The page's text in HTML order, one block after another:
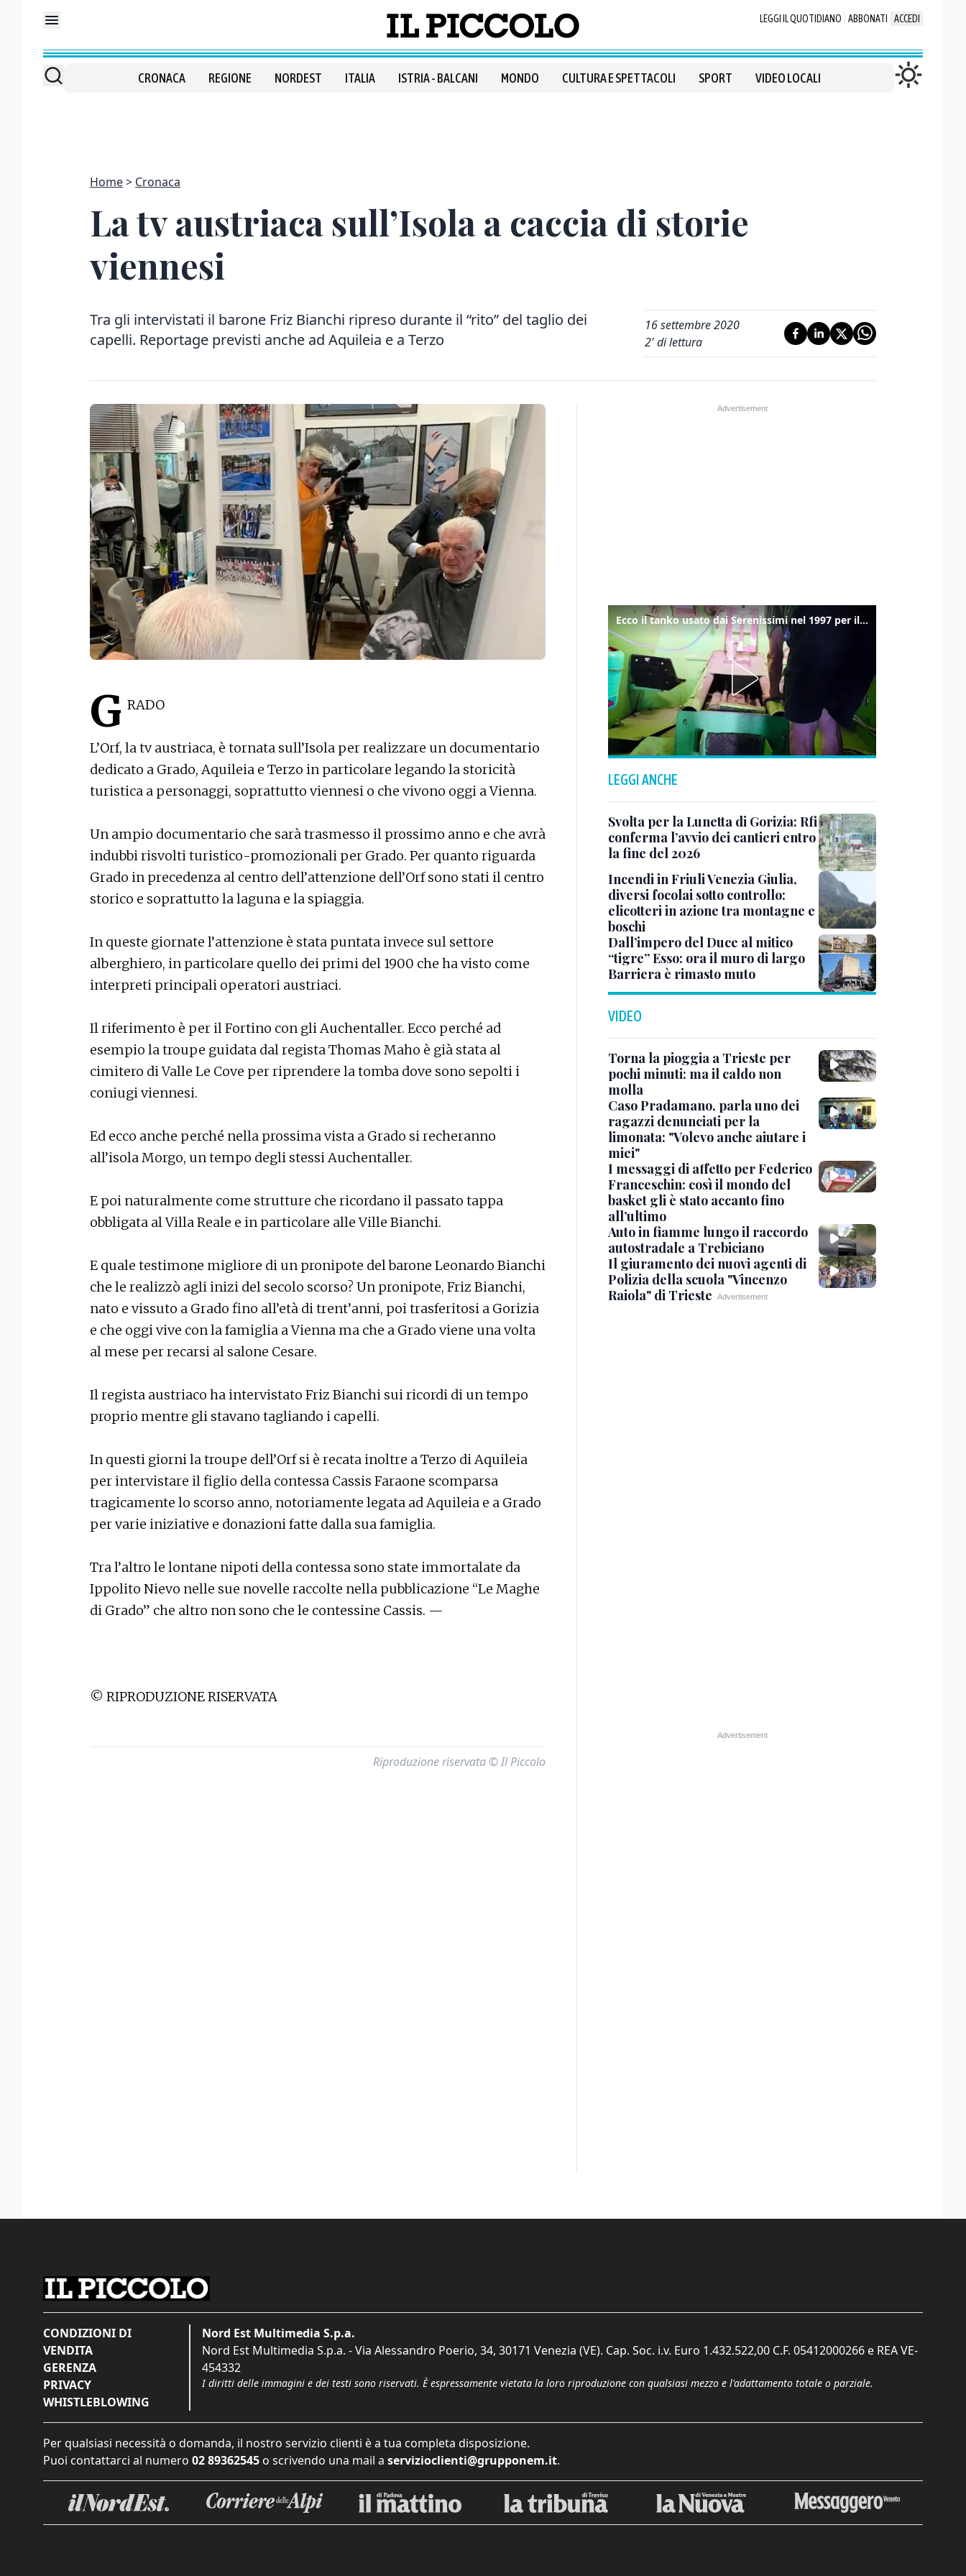
LEGGI IL QUOTIDIANO ABBONATI ACCEDI
CRONACA REGIONE NORDEST ITALIA ISTRIA - BALCANI MONDO CULTURA E SPETTACOLI SPORT VIDEO LOCALI
Home Cronaca
La tv austriaca sull’Isola a caccia di storie
viennesi
Tra gli intervistati il barone Friz Bianchi ripreso durante il “rito” del taglio dei
capelli. Reportage previsti anche ad Aquileia e a Terzo
16 settembre 2020
2' di lettura
G RADO
L’Orf, la tv austriaca, è tornata sull’Isola per realizzare un documentario
dedicato a Grado, Aquileia e Terzo in particolare legando la storicità
turistica a personaggi, soprattutto viennesi o che vivono oggi a Vienna.
Un ampio documentario che sarà trasmesso il prossimo anno e che avrà
indubbi risvolti turistico-promozionali per Grado. Per quanto riguarda
Grado in precedenza al centro dell’attenzione dell’Orf sono stati il centro
storico e soprattutto la laguna e la spiaggia.
In queste giornate l’attenzione è stata puntata invece sul settore
alberghiero, in particolare quello dei primi del 1900 che ha visto come
interpreti principali operatori austriaci.
Il riferimento è per il Fortino con gli Auchentaller. Ecco perché ad
esempio la troupe guidata dal regista Thomas Maho è già stata al
cimitero di Valle Le Cove per riprendere la tomba dove sono sepolti i
coniugi viennesi.
Ed ecco anche perché nella prossima vista a Grado si recheranno
all’isola Morgo, un tempo degli stessi Auchentaller.
E poi naturalmente come strutture che ricordano il passato tappa
obbligata al Villa Reale e in particolare alle Ville Bianchi.
E quale testimone migliore di un pronipote del barone Leonardo Bianchi
che le realizzò agli inizi del secolo scorso? Un pronipote, Friz Bianchi,
nato e vissuto a Grado fino all’età di trent’anni, poi trasferitosi a Gorizia
e che oggi vive con la famiglia a Vienna ma che a Grado viene una volta
al mese per recarsi al salone Cesare.
Il regista austriaco ha intervistato Friz Bianchi sui ricordi di un tempo
proprio mentre gli stavano tagliando i capelli.
In questi giorni la troupe dell’Orf si è recata inoltre a Terzo di Aquileia
per intervistare il figlio della contessa Cassis Faraone scomparsa
tragicamente lo scorso anno, notoriamente legata ad Aquileia e a Grado
per varie iniziative e donazioni fatte dalla sua famiglia.
Tra l’altro le lontane nipoti della contessa sono state immortalate da
Ippolito Nievo nelle sue novelle raccolte nella pubblicazione “Le Maghe
di Grado” che altro non sono che le contessine Cassis. —
© RIPRODUZIONE RISERVATA
Riproduzione riservata © Il Piccolo
Ecco il tanko usato dai Serenissimi nel 1997 per il blitz a San Marco
LEGGI ANCHE
Svolta per la Lunetta di Gorizia: Rfi
conferma l’avvio dei cantieri entro
la fine del 2026
Incendi in Friuli Venezia Giulia,
diversi focolai sotto controllo:
elicotteri in azione tra montagne e
boschi
Dall’impero del Duce al mitico
“tigre” Esso: ora il muro di largo
Barriera è rimasto muto
VIDEO
Torna la pioggia a Trieste per
pochi minuti: ma il caldo non
molla
Caso Pradamano, parla uno dei
ragazzi denunciati per la
limonata: "Volevo anche aiutare i
miei"
I messaggi di affetto per Federico
Franceschin: così il mondo del
basket gli è stato accanto fino
all’ultimo
Auto in fiamme lungo il raccordo
autostradale a Trebiciano
Il giuramento dei nuovi agenti di
Polizia della scuola "Vincenzo
Raiola" di Trieste
CONDIZIONI DI
VENDITA
GERENZA
PRIVACY
WHISTLEBLOWING
Nord Est Multimedia S.p.a.
Nord Est Multimedia S.p.a. - Via Alessandro Poerio, 34, 30171 Venezia (VE). Cap. Soc. i.v. Euro 1.432.522,00 C.F. 05412000266 e REA VE-
454332
I diritti delle immagini e dei testi sono riservati. È espressamente vietata la loro riproduzione con qualsiasi mezzo e l'adattamento totale o parziale.
Per qualsiasi necessità o domanda, il nostro servizio clienti è a tua completa disposizione.
Puoi contattarci al numero 02 89362545 o scrivendo una mail a servizioclienti@grupponem.it.